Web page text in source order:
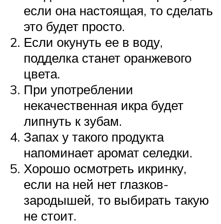
если она настоящая, то сделать
это будет просто.
Если окунуть ее в воду,
подделка станет оранжевого
цвета.
При употреблении
некачественная икра будет
липнуть к зубам.
Запах у такого продукта
напоминает аромат селедки.
Хорошо осмотреть икринку,
если на ней нет глазков-
зародышей, то выбирать такую
не стоит.